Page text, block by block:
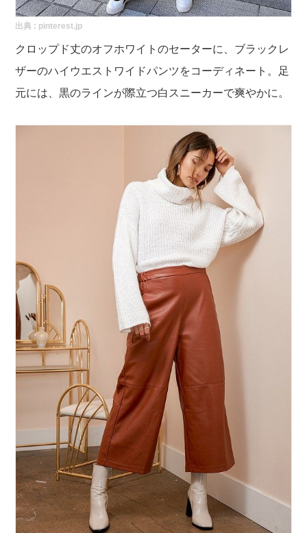
出典 : pinterest.jp
クロップド丈のオフホワイトのセーターに、ブラックレ
ザーのハイウエストワイドパンツをコーディネート。足
元には、黒のラインが際立つ白スニーカーで爽やかに。